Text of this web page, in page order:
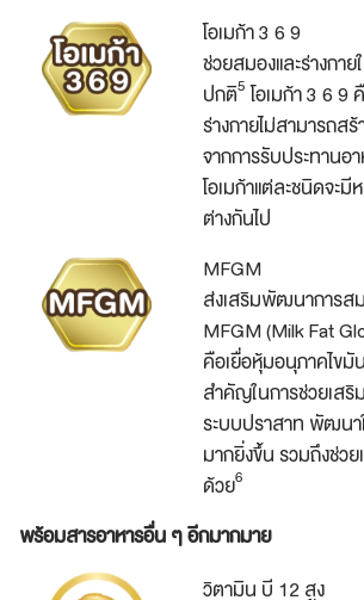
โอเมก้า 3 6 9
ช่วยสมองและร่างกา
ปกติ5 โอเมก้า3 6 9
ร่างกายไม่สามารถสร้
จากการรับประทานอ
โอเมก้าแต่ละชนิดจะมี
ต่างกันไป
MFGM
ส่งเสริมพัฒนาการส
MFGM (Milk Fat
คือเยื่อหุ้มอนุภาคไข
สำคัญในการช่วยเสริ
ระบบปราสาท พัฒนา
มากยิ่งขึ้น รวมถึงช่ว
ด้วย6
พร้อมสารอาหารอื่น ๆ อีกมากมาย
วิตามิน บี 12 สูง